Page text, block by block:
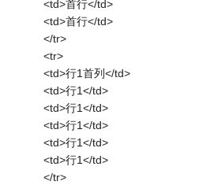
<td>首行</td>
<td>首行</td>
</tr>
<tr>
<td>行1首列</td>
<td>行1</td>
<td>行1</td>
<td>行1</td>
<td>行1</td>
<td>行1</td>
</tr>